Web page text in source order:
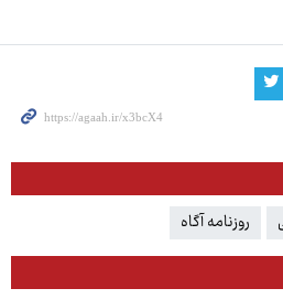
روزنامه آگاه